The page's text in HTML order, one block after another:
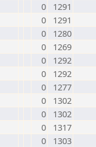
0
1291
0
1291
0
1280
0
1269
0
1292
0
1292
0
1277
0
1302
0
1302
0
1317
0
1303